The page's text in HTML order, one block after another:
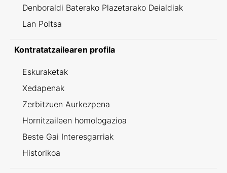
Denboraldi Baterako Plazetarako Deialdiak
Lan Poltsa
Kontratatzailearen profila
Eskuraketak
Xedapenak
Zerbitzuen Aurkezpena
Hornitzaileen homologazioa
Beste Gai Interesgarriak
Historikoa